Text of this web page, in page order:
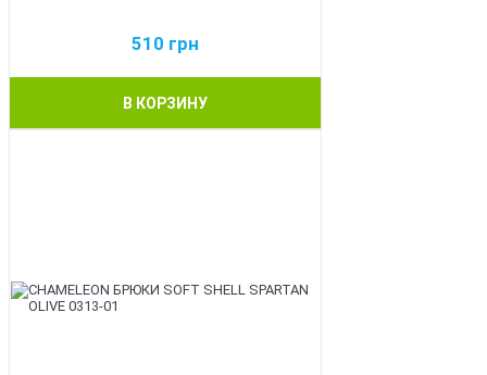
510 грн
В КОРЗИНУ